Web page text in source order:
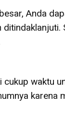
Anda
waktu
karena